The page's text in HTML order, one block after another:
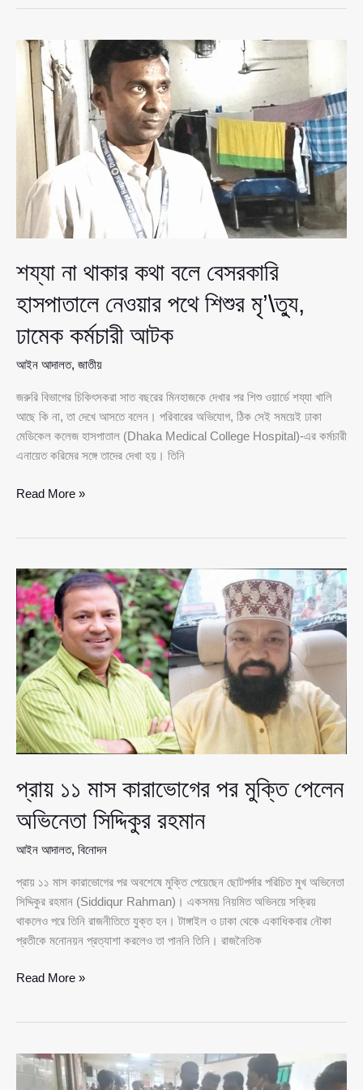
হোটেলে
সাক্ষাৎ,
সৌদি
ফেরত
প্রবাসী
আমিনের
রহস্যঘেরা
মৃ’\ত্যু
শয্যা না থাকার কথা বলে বেসরকারি
হাসপাতালে নেওয়ার পথে শিশুর মৃ’\ত্যু,
ঢামেক কর্মচারী আটক
আইন আদালত, জাতীয়
জরুরি বিভাগের চিকিৎসকরা সাত বছরের মিনহাজকে দেখার পর শিশু ওয়ার্ডে শয্যা খালি
আছে কি না, তা দেখে আসতে বলেন। পরিবারের অভিযোগ, ঠিক সেই সময়েই ঢাকা
মেডিকেল কলেজ হাসপাতাল (Dhaka Medical College Hospital)-এর কর্মচারী
এনায়েত করিমের সঙ্গে তাদের দেখা হয়। তিনি
শয্যা
বলে
বেসরকারি
হাসপাতালে
নেওয়ার
পথে
শিশুর
মৃ’\ত্যু,
ঢামেক
কর্মচারী
আটক
Read More »
প্রায় ১১ মাস কারাভোগের পর মুক্তি পেলেন
অভিনেতা সিদ্দিকুর রহমান
আইন আদালত, বিনোদন
প্রায় ১১ মাস কারাভোগের পর অবশেষে মুক্তি পেয়েছেন ছোটপর্দার পরিচিত মুখ অভিনেতা
সিদ্দিকুর রহমান (Siddiqur Rahman)। একসময় নিয়মিত অভিনয়ে সক্রিয়
থাকলেও পরে তিনি রাজনীতিতে যুক্ত হন। টাঙ্গাইল ও ঢাকা থেকে একাধিকবার নৌকা
প্রতীকে মনোনয়ন প্রত্যাশা করলেও তা পাননি তিনি। রাজনৈতিক
প্রায়
পর
মুক্তি
Read More »